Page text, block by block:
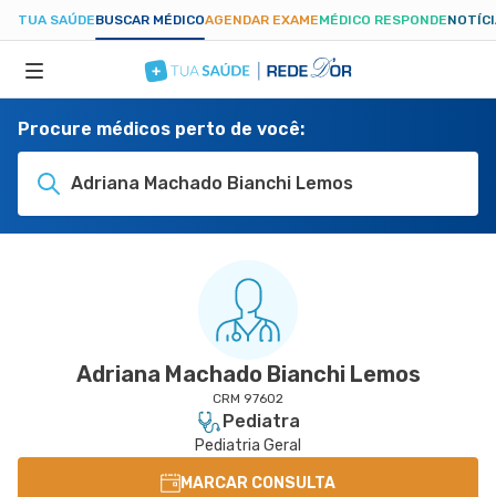
TUA SAÚDEBUSCAR MÉDICOAGENDAR EXAMEMÉDICO RESPONDE
ESPECIALIDADES
Procure médicos perto de você:
Adriana Machado Bianchi Lemos
Adriana Machado Bianchi Lemos
CRM 97602
Pediatra
Pediatria Geral
MARCAR CONSULTA